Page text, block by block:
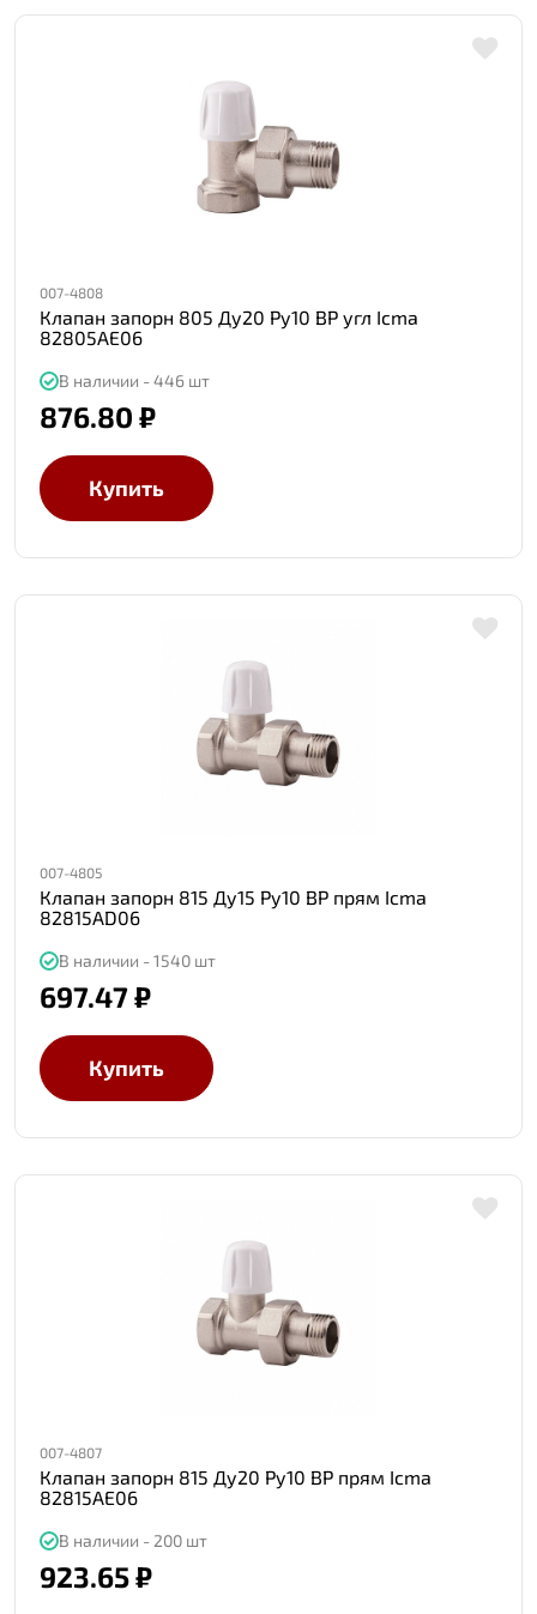
007-4808
Клапан запорн 805 Ду20 Ру10 ВР угл Icma
82805AE06
В наличии - 446 шт
876.80 ₽
Купить
007-4805
Клапан запорн 815 Ду15 Ру10 ВР прям Icma
82815AD06
В наличии - 1540 шт
697.47 ₽
Купить
007-4807
Клапан запорн 815 Ду20 Ру10 ВР прям Icma
82815AE06
В наличии - 200 шт
923.65 ₽